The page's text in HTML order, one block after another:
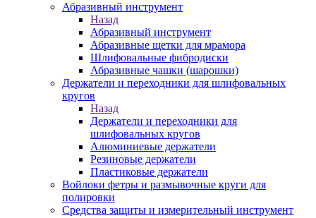
Абразивный инструмент
Назад
Абразивный инструмент
Абразивные щетки для мрамора
Шлифовальные фибродиски
Абразивные чашки (шарошки)
Держатели и переходники для шлифовальных
кругов
Назад
Держатели и переходники для
шлифовальных кругов
Алюминиевые держатели
Резиновые держатели
Пластиковые держатели
Войлоки фетры и размывочные круги для
полировки
Средства защиты и измерительный инструмент